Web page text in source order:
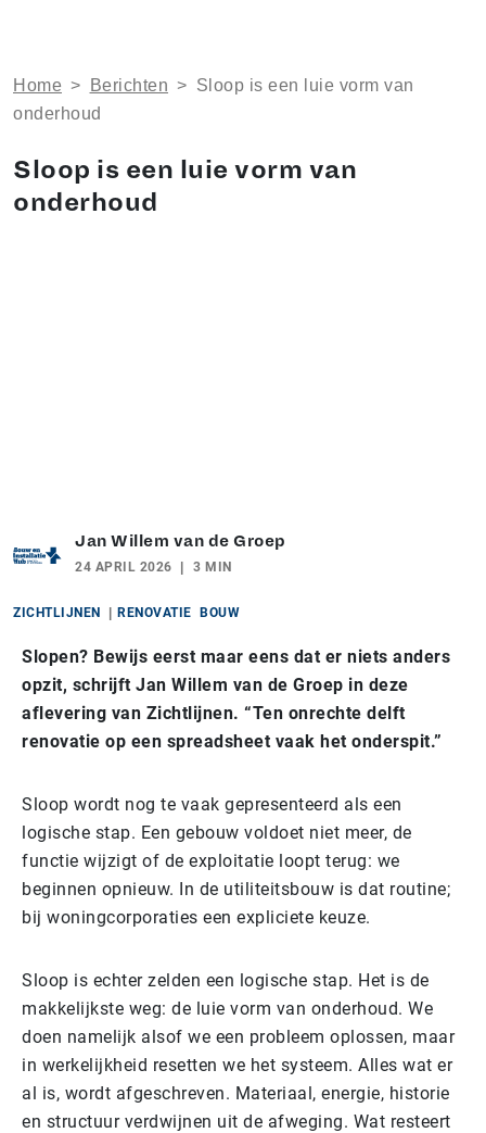
Home > Berichten > Sloop is een luie vorm van
onderhoud
Sloop is een luie vorm van
onderhoud
Jan Willem van de Groep
24 APRIL 2026 3 MIN
ZICHTLIJNEN RENOVATIE BOUW
Slopen? Bewijs eerst maar eens dat er niets anders
opzit, schrijft Jan Willem van de Groep in deze
aflevering van Zichtlijnen. “Ten onrechte delft
renovatie op een spreadsheet vaak het onderspit.”
Sloop wordt nog te vaak gepresenteerd als een
logische stap. Een gebouw voldoet niet meer, de
functie wijzigt of de exploitatie loopt terug: we
beginnen opnieuw. In de utiliteitsbouw is dat routine;
bij woningcorporaties een expliciete keuze.
Sloop is echter zelden een logische stap. Het is de
makkelijkste weg: de luie vorm van onderhoud. We
doen namelijk alsof we een probleem oplossen, maar
in werkelijkheid resetten we het systeem. Alles wat er
al is, wordt afgeschreven. Materiaal, energie, historie
en structuur verdwijnen uit de afweging. Wat resteert